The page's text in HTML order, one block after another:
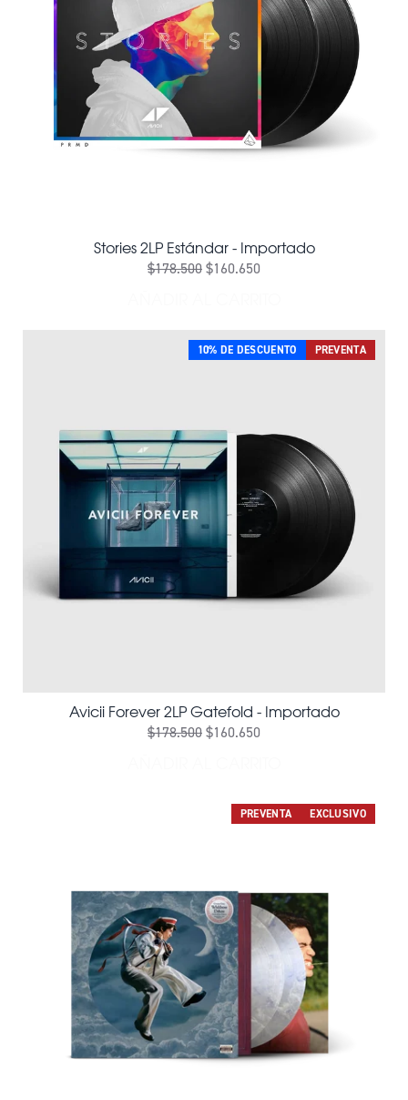
Stories 2LP Estándar - Importado
$178.500$160.650
10% DE DESCUENTO PREVENTA
Avicii Forever 2LP Gatefold - Importado
$178.500$160.650
PREVENTA EXCLUSIVO